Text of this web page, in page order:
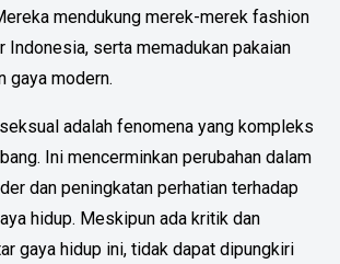
mendukung merek-merek fashion
Indonesia, serta memadukan pakaian
gaya modern.
adalah fenomena yang kompleks
Ini mencerminkan perubahan dalam
dan peningkatan perhatian terhadap
hidup. Meskipun ada kritik dan
gaya hidup ini, tidak dapat dipungkiri